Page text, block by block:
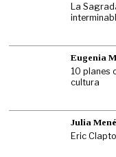
La
Eugenia
10 planes
cultura
Julia
Eric